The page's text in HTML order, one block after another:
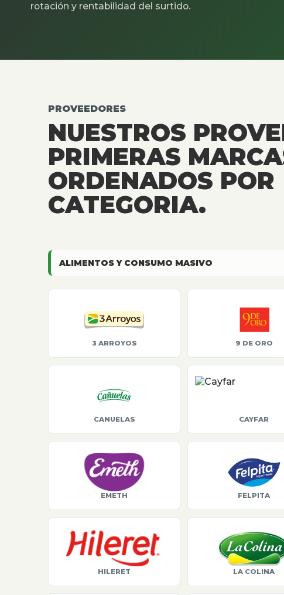
rotación y rentabilidad del surtido.
PROVEEDORES
NUESTROS
PRIMERAS
ORDENADOS POR
CATEGORIA.
ALIMENTOS Y CONSUMO MASIVO
3 ARROYOS 9 DE ORO
CANUELAS CAYFAR
EMETH FELPITA
HILERET LA COLINA